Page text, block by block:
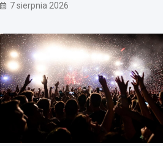
7 sierpnia 2026